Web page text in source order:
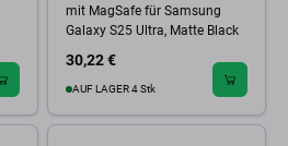
mit MagSafe für Samsung
Galaxy S25 Ultra, Matte Black
30,22 €
AUF LAGER 4 Stk